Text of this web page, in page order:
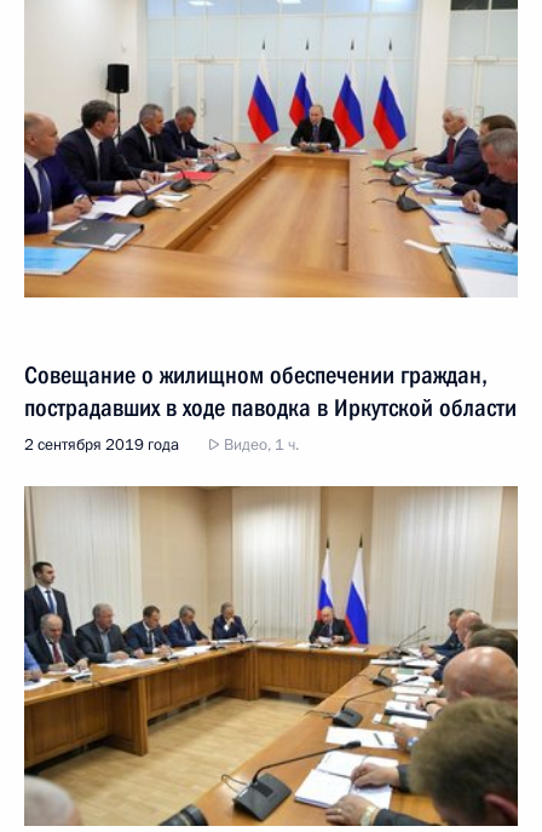
Совещание о жилищном обеспечении граждан,
пострадавших в ходе паводка в Иркутской области
2 сентября 2019 года Видео, 1 ч.